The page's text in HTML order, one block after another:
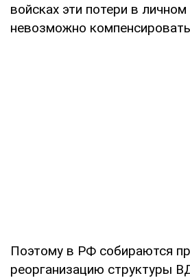
войсках эти потери в
невозможно
Поэтому в РФ собираются
реорганизацию структуры